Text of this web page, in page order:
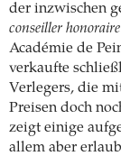
der inzwischen
conseiller
Académie de
verkaufte
Verlegers, die
Preisen doch
zeigt einige
allem aber